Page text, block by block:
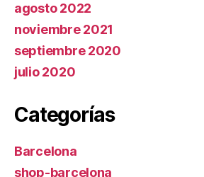
agosto 2022
noviembre 2021
septiembre 2020
julio 2020
Categorías
Barcelona
shop-barcelona